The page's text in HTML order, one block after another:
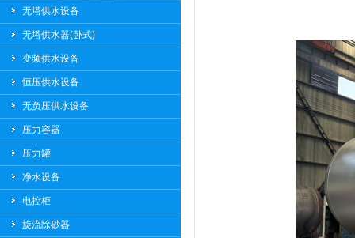
无塔供水设备
无塔供水器(卧式)
变频供水设备
恒压供水设备
无负压供水设备
压力容器
压力罐
净水设备
电控柜
旋流除砂器